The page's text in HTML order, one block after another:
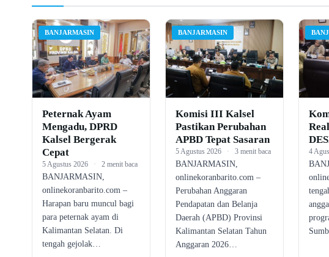
BANJARMASIN
Peternak Ayam
Mengadu, DPRD
Kalsel Bergerak
Cepat
5 Agustus 2026 · 2 menit baca
BANJARMASIN,
onlinekoranbarito.com –
Harapan baru muncul bagi
para peternak ayam di
Kalimantan Selatan. Di
tengah gejolak…
BANJARMASIN
Komisi III Kalsel
Pastikan Perubahan
APBD Tepat Sasaran
5 Agustus 2026 · 3 menit baca
BANJARMASIN,
onlinekoranbarito.com –
Perubahan Anggaran
Pendapatan dan Belanja
Daerah (APBD) Provinsi
Kalimantan Selatan Tahun
Anggaran 2026…
4